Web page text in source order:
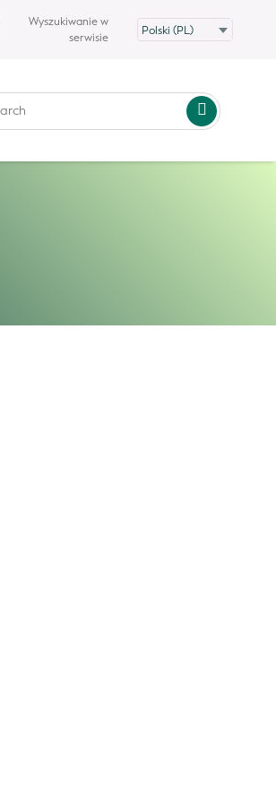
Wyszukiwanie w
serwisie